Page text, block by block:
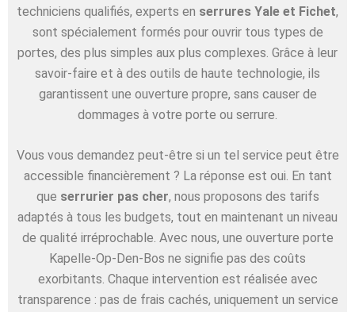
techniciens qualifiés, experts en serrures Yale et Fichet,
sont spécialement formés pour ouvrir tous types de
portes, des plus simples aux plus complexes. Grâce à leur
savoir-faire et à des outils de haute technologie, ils
garantissent une ouverture propre, sans causer de
dommages à votre porte ou serrure.
Vous vous demandez peut-être si un tel service peut être
accessible financièrement ? La réponse est oui. En tant
que serrurier pas cher, nous proposons des tarifs
adaptés à tous les budgets, tout en maintenant un niveau
de qualité irréprochable. Avec nous, une ouverture porte
Kapelle-Op-Den-Bos ne signifie pas des coûts
exorbitants. Chaque intervention est réalisée avec
transparence : pas de frais cachés, uniquement un service